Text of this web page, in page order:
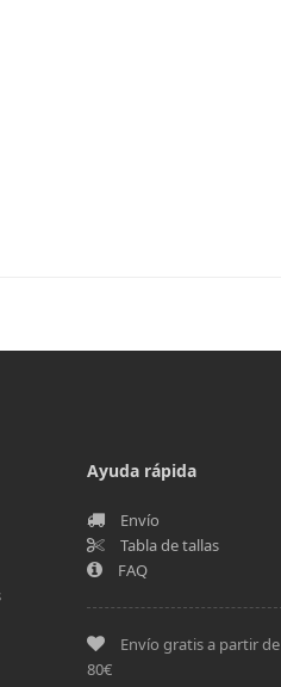
Ayuda rápida
Envío
Tabla de tallas
FAQ
Envío gratis a partir de
80€